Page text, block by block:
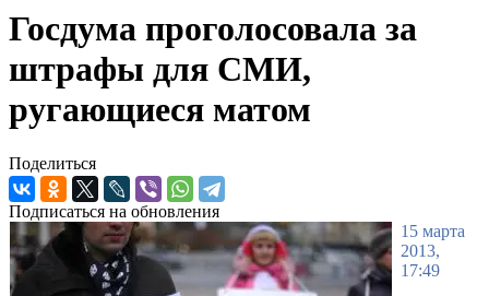
Госдума проголосовала за
штрафы для СМИ,
ругающиеся матом
Поделиться
Подписаться на обновления
15 марта
2013,
17:49